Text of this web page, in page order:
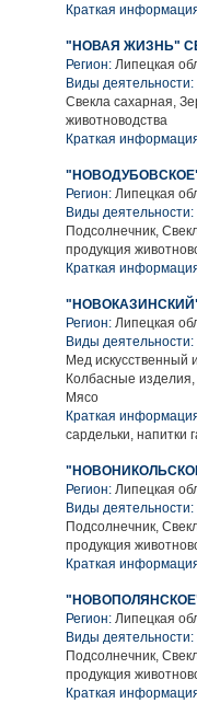
Краткая
"НОВАЯ ЖИЗНЬ"
Регион: Липецкая
Виды деятельности:
Свекла сахарная,
животноводства
Краткая
Регион: Липецкая
Виды деятельности:
Подсолнечник,
продукция
Краткая
Регион: Липецкая
Виды деятельности:
Мед искусственный
Колбасные
Мясо
Краткая
сардельки, напитки
Регион: Липецкая
Виды деятельности:
Подсолнечник,
продукция
Краткая
Регион: Липецкая
Виды деятельности:
Подсолнечник,
продукция
Краткая